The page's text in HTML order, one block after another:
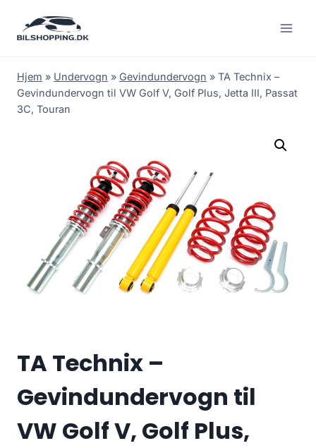
Hjem » Undervogn » Gevindundervogn » TA Technix –
Gevindundervogn til VW Golf V, Golf Plus, Jetta III, Passat
3C, Touran
TA Technix –
Gevindundervogn til
VW Golf V, Golf Plus,